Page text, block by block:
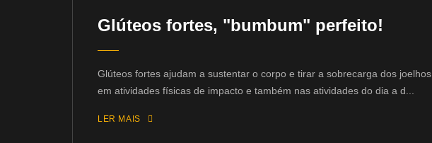
Glúteos fortes, "bumbum" perfeito!
Glúteos fortes ajudam a sustentar o corpo e tirar a sobrecarga dos joelhos
em atividades físicas de impacto e também nas atividades do dia a d...
LER MAIS